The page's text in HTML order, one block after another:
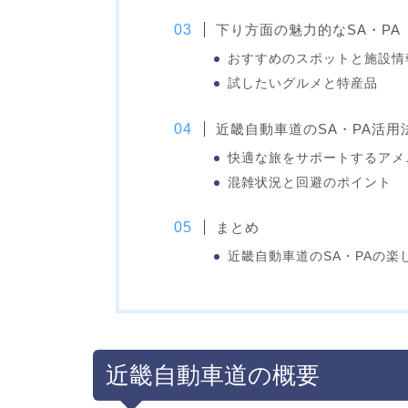
下り方面の魅力的なSA・PA
おすすめのスポットと施設情
試したいグルメと特産品
近畿自動車道のSA・PA活用
快適な旅をサポートするアメ
混雑状況と回避のポイント
まとめ
近畿自動車道のSA・PAの楽
近畿自動車道の概要